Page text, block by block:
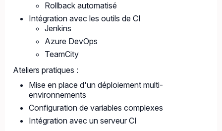
Rollback automatisé
Intégration avec les outils de CI
Jenkins
Azure DevOps
TeamCity
Ateliers pratiques :
Mise en place d'un déploiement multi-
environnements
Configuration de variables complexes
Intégration avec un serveur CI